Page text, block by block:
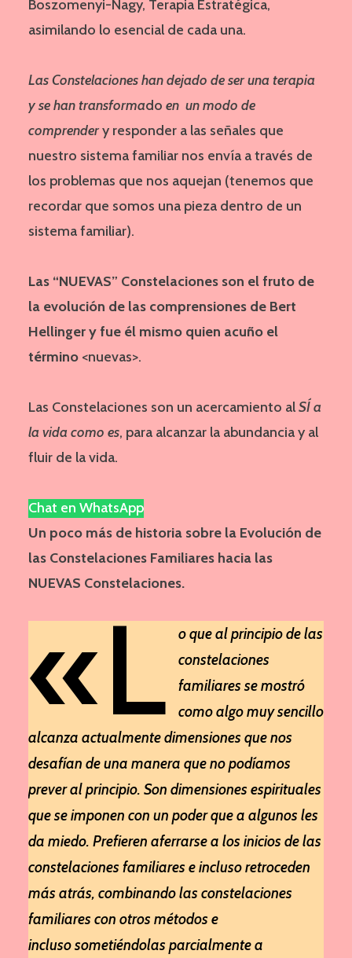
Boszomenyi-Nagy, Terapia Estratégica,
asimilando lo esencial de cada una.
Las Constelaciones han dejado de ser una terapia
y se han transformado en un modo de
comprendery responder a las señales que
nuestro sistema familiar nos envía a través de
los problemas que nos aquejan (tenemos que
recordar que somos una pieza dentro de un
sistema familiar).
Las “NUEVAS” Constelaciones son el fruto de
la evolución de las comprensiones de Bert
Hellinger y fue él mismo quien acuño el
término <nuevas>.
Las Constelaciones son un acercamiento alSÍ a
la vida como es, para alcanzar la abundancia y al
fluir de la vida.
Chat en WhatsApp
Un poco más de historia sobre la Evolución de
las Constelaciones Familiares hacia las
NUEVAS Constelaciones.
«L
o que al principio de las
constelaciones
familiares se mostró
como algo muy sencillo
alcanza actualmente dimensiones que nos
desafían de una manera que no podíamos
prever al principio. Son dimensiones espirituales
que se imponen con un poder que a algunos les
da miedo. Prefieren aferrarse a los inicios de las
constelaciones familiares e incluso retroceden
más atrás, combinando las constelaciones
familiares con otros métodos e
incluso sometiéndolas parcialmente a